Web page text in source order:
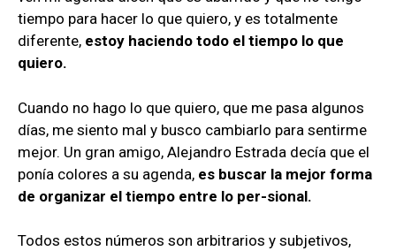
tiempo para hacer lo que quiero, y es totalmente
diferente, estoy haciendo todo el tiempo lo que
quiero.
Cuando no hago lo que quiero, que me pasa algunos
días, me siento mal y busco cambiarlo para sentirme
mejor. Un gran amigo, Alejandro Estrada decía que el
ponía colores a su agenda, es buscar la mejor forma
de organizar el tiempo entre lo per-sional.
Todos estos números son arbitrarios y subjetivos,